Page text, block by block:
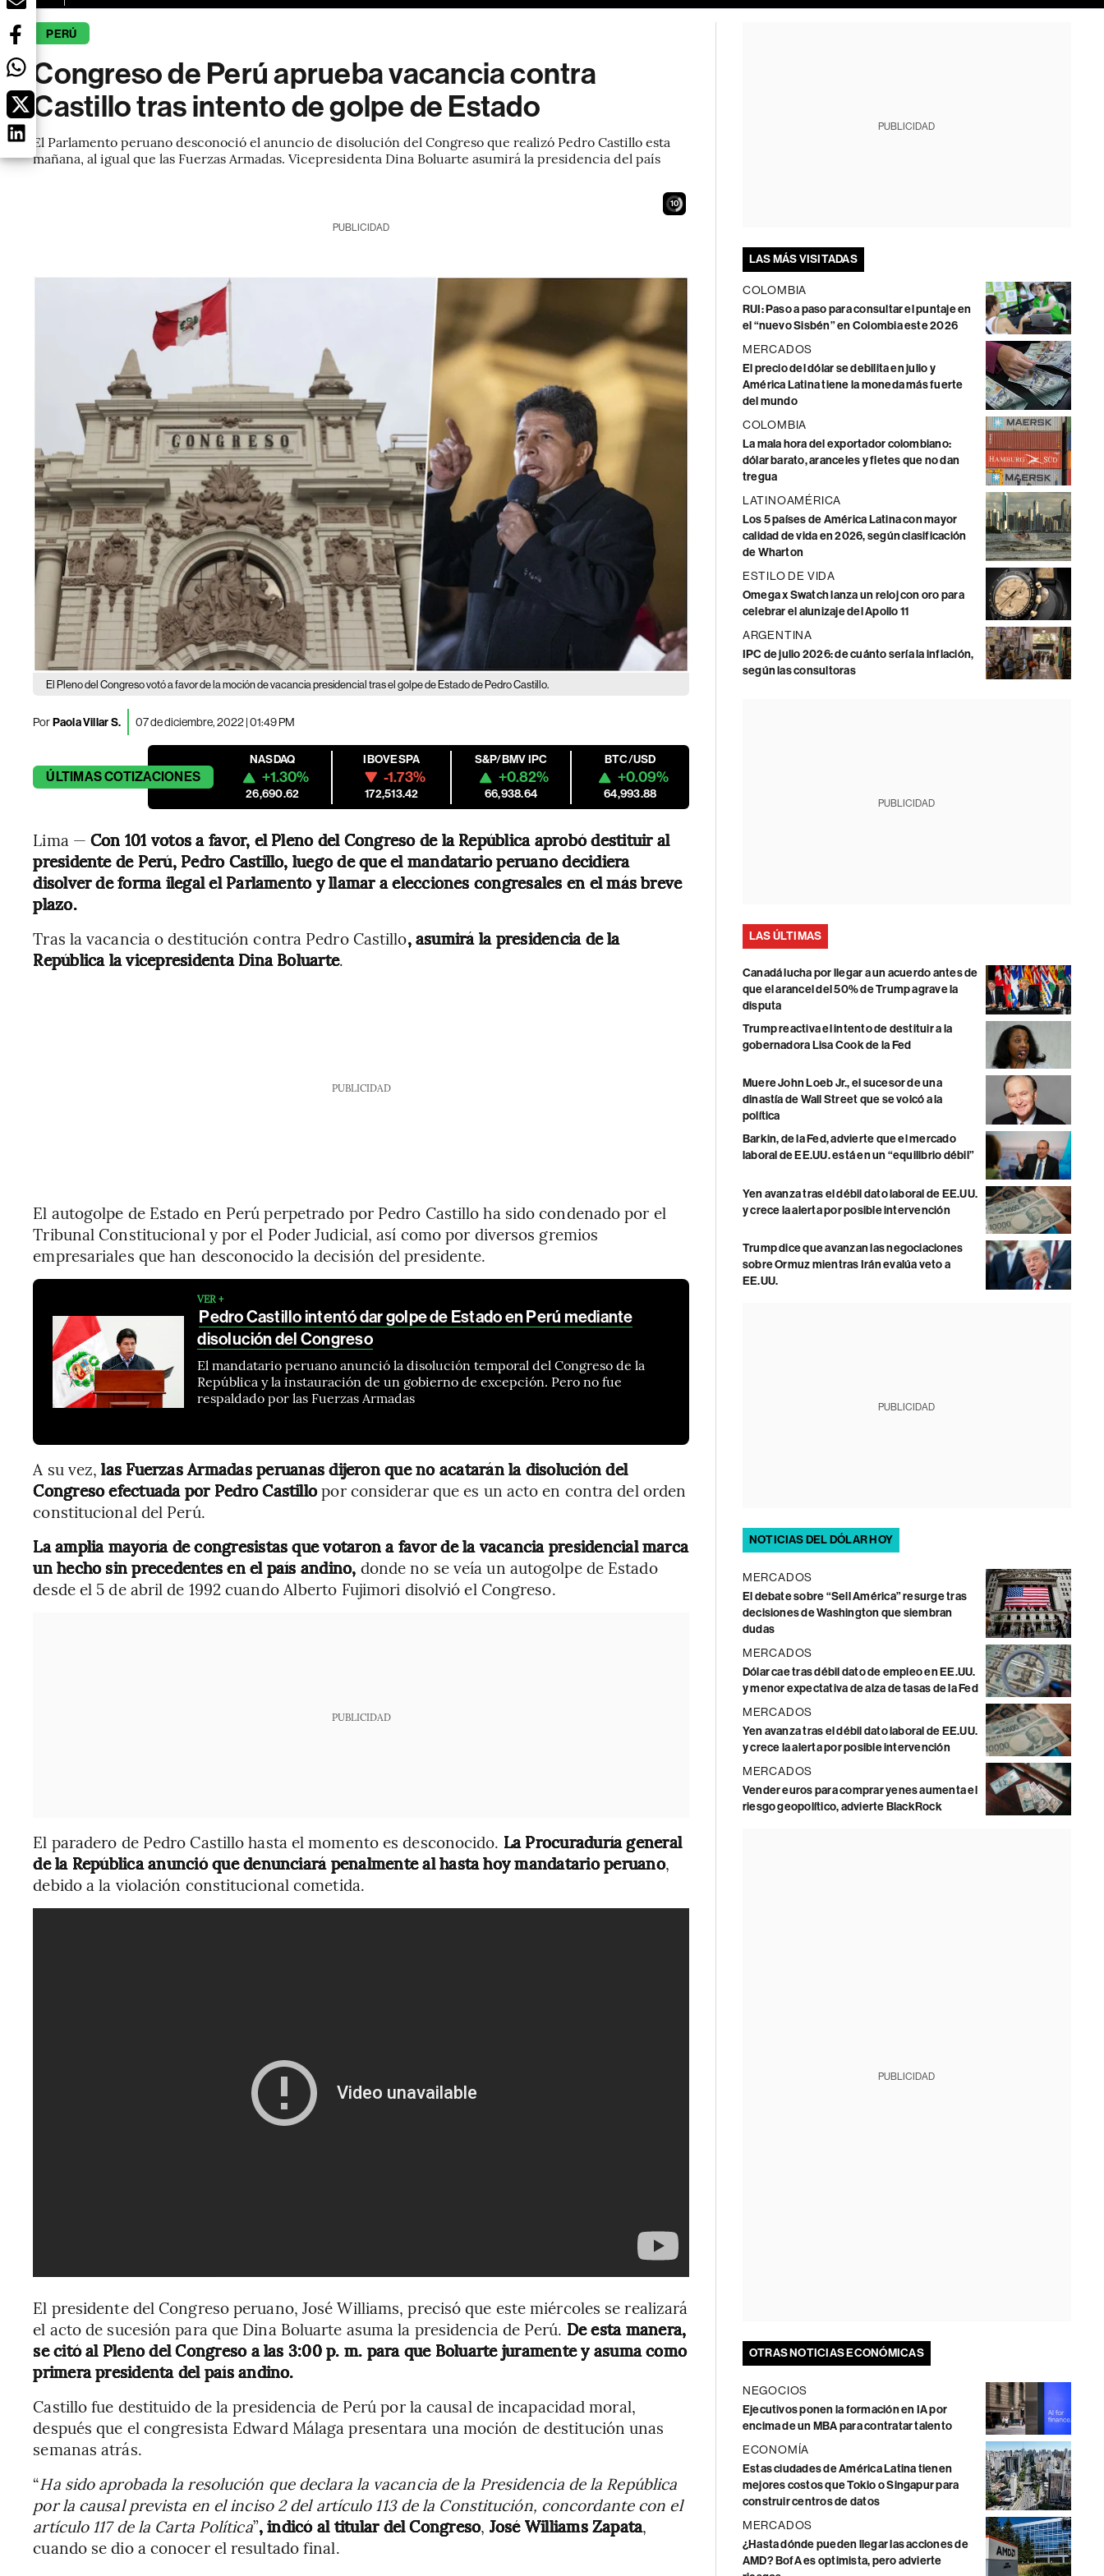
PERÚ
Congreso de Perú aprueba vacancia contra
Castillo tras intento de golpe de Estado
El Parlamento peruano desconoció el anuncio de disolución del Congreso que realizó Pedro Castillo esta
mañana, al igual que las Fuerzas Armadas. Vicepresidenta Dina Boluarte asumirá la presidencia del país
9
PUBLICIDAD
El Pleno del Congreso votó a favor de la moción de vacancia presidencial tras el golpe de Estado de Pedro Castillo.
PorPaola Villar S. 07 de diciembre, 2022 | 01:49 PM
ÚLTIMASCOTIZACIONES
NASDAQ
+1.30%
26,690.62
IBOVESPA
-1.73%
172,513.42
S&P/BMV IPC
+0.82%
66,938.64
BTC/USD
+0.09%
64,993.88
Lima —Con 101 votos a favor, el Pleno del Congreso de la República aprobó destituir al
presidente de Perú, Pedro Castillo, luego de que el mandatario peruano decidiera
disolver de forma ilegal el Parlamento y llamar a elecciones congresales en el más breve
plazo.
Tras la vacancia o destitución contra Pedro Castillo, asumirá la presidencia de la
República la vicepresidenta Dina Boluarte.
PUBLICIDAD
El autogolpe de Estado en Perú perpetrado por Pedro Castillo ha sido condenado por el
Tribunal Constitucional y por el Poder Judicial, así como por diversos gremios
empresariales que han desconocido la decisión del presidente.
VER +
Pedro Castillo intentó dar golpe de Estado en Perú mediante
disolución del Congreso
El mandatario peruano anunció la disolución temporal del Congreso de la
República y la instauración de un gobierno de excepción. Pero no fue
respaldado por las Fuerzas Armadas
A su vez,las Fuerzas Armadas peruanas dijeron que no acatarán la disolución del
Congreso efectuada por Pedro Castillopor considerar que es un acto en contra del orden
constitucional del Perú.
La amplia mayoría de congresistas que votaron a favor de la vacancia presidencial marca
un hecho sin precedentes en el país andino, donde no se veía un autogolpe de Estado
desde el 5 de abril de 1992 cuando Alberto Fujimori disolvió el Congreso.
PUBLICIDAD
El paradero de Pedro Castillo hasta el momento es desconocido. La Procuraduría general
de la República anunció que denunciará penalmente al hasta hoy mandatario peruano,
debido a la violación constitucional cometida.
El presidente del Congreso peruano, José Williams, precisó que este miércoles se realizará
el acto de sucesión para que Dina Boluarte asuma la presidencia de Perú. De esta manera,
se citó al Pleno del Congreso a las 3:00 p. m. para que Boluarte juramente y asuma como
primera presidenta del país andino.
Castillo fue destituido de la presidencia de Perú por la causal de incapacidad moral,
después que el congresista Edward Málaga presentara una moción de destitución unas
semanas atrás.
“Ha sido aprobada la resolución que declara la vacancia de la Presidencia de la República
por la causal prevista en el inciso 2 del artículo 113 de la Constitución, concordante con el
artículo 117 de la Carta Política”, indicó al titular del Congreso, José Williams Zapata,
cuando se dio a conocer el resultado final.
PUBLICIDAD
LAS MÁS VISITADAS
COLOMBIA
RUI: Paso a paso para consultar el puntaje en
el “nuevo Sisbén” en Colombia este 2026
MERCADOS
El precio del dólar se debilita en julio y
América Latina tiene la moneda más fuerte
del mundo
COLOMBIA
La mala hora del exportador colombiano:
dólar barato, aranceles y fletes que no dan
tregua
LATINOAMÉRICA
Los 5 países de América Latina con mayor
calidad de vida en 2026, según clasificación
de Wharton
ESTILO DE VIDA
Omega x Swatch lanza un reloj con oro para
celebrar el alunizaje del Apollo 11
ARGENTINA
IPC de julio 2026: de cuánto sería la inflación,
según las consultoras
PUBLICIDAD
LAS ÚLTIMAS
Canadá lucha por llegar a un acuerdo antes de
que el arancel del 50% de Trump agrave la
disputa
Trump reactiva el intento de destituir a la
gobernadora Lisa Cook de la Fed
Muere John Loeb Jr., el sucesor de una
dinastía de Wall Street que se volcó a la
política
Barkin, de la Fed, advierte que el mercado
laboral de EE.UU. está en un “equilibrio débil”
Yen avanza tras el débil dato laboral de EE.UU.
y crece la alerta por posible intervención
Trump dice que avanzan las negociaciones
sobre Ormuz mientras Irán evalúa veto a
EE.UU.
PUBLICIDAD
NOTICIAS DEL DÓLAR HOY
MERCADOS
El debate sobre “Sell América” resurge tras
decisiones de Washington que siembran
dudas
MERCADOS
Dólar cae tras débil dato de empleo en EE.UU.
y menor expectativa de alza de tasas de la Fed
MERCADOS
Yen avanza tras el débil dato laboral de EE.UU.
y crece la alerta por posible intervención
MERCADOS
Vender euros para comprar yenes aumenta el
riesgo geopolítico, advierte BlackRock
PUBLICIDAD
OTRAS NOTICIAS ECONÓMICAS
NEGOCIOS
Ejecutivos ponen la formación en IA por
encima de un MBA para contratar talento
ECONOMÍA
Estas ciudades de América Latina tienen
mejores costos que Tokio o Singapur para
construir centros de datos
MERCADOS
¿Hasta dónde pueden llegar las acciones de
AMD? BofA es optimista, pero advierte